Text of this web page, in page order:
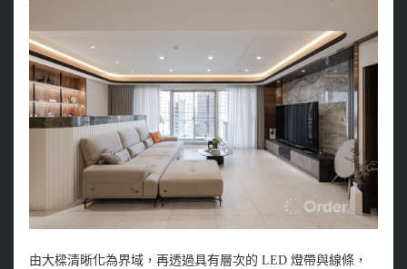
由大樑清晰化為界域，再透過具有層次的 LED 燈帶與線條，